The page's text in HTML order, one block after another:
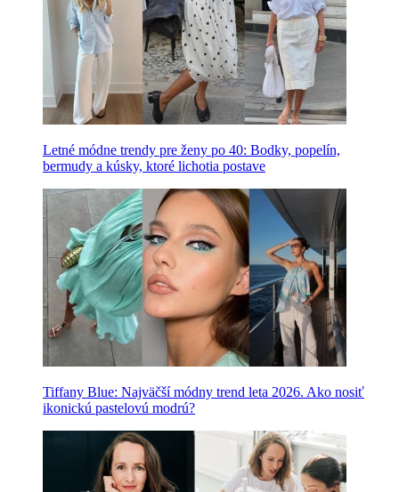
Letné módne trendy pre ženy po 40: Bodky, popelín,
bermudy a kúsky, ktoré lichotia postave
Tiffany Blue: Najväčší módny trend leta 2026. Ako nosiť
ikonickú pastelovú modrú?